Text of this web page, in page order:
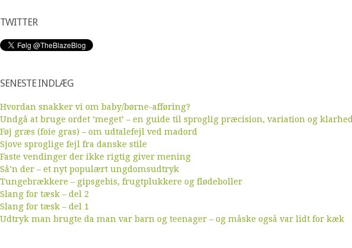
TWITTER
SENESTE INDLÆG
Hvordan snakker vi om baby/børne-afføring?
Undgå at bruge ordet ’meget’ – en guide til sproglig præcision, variation og klarhed
Føj græs (foie gras) – om udtalefejl ved madord
Sjove sproglige fejl fra danske stile
Faste vendinger der ikke rigtig giver mening
Så’n der – et nyt populært ungdomsudtryk
Tungebrækkere – gipsgebis, frugtplukkere og flødeboller
Slang for tæsk – del 2
Slang for tæsk – del 1
Udtryk man brugte da man var barn og teenager – og måske også var lidt for kæk